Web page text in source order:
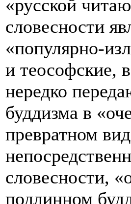
«русской
словесности
«популярно-
и теософские,
нередко
буддизма в
превратном
словесности,
подлинном